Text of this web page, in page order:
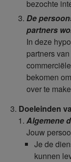
bezochte
De
partners
In deze
partners
bekomen
over te
Doeleinden
Algemene
Jouw
Je de
kunnen